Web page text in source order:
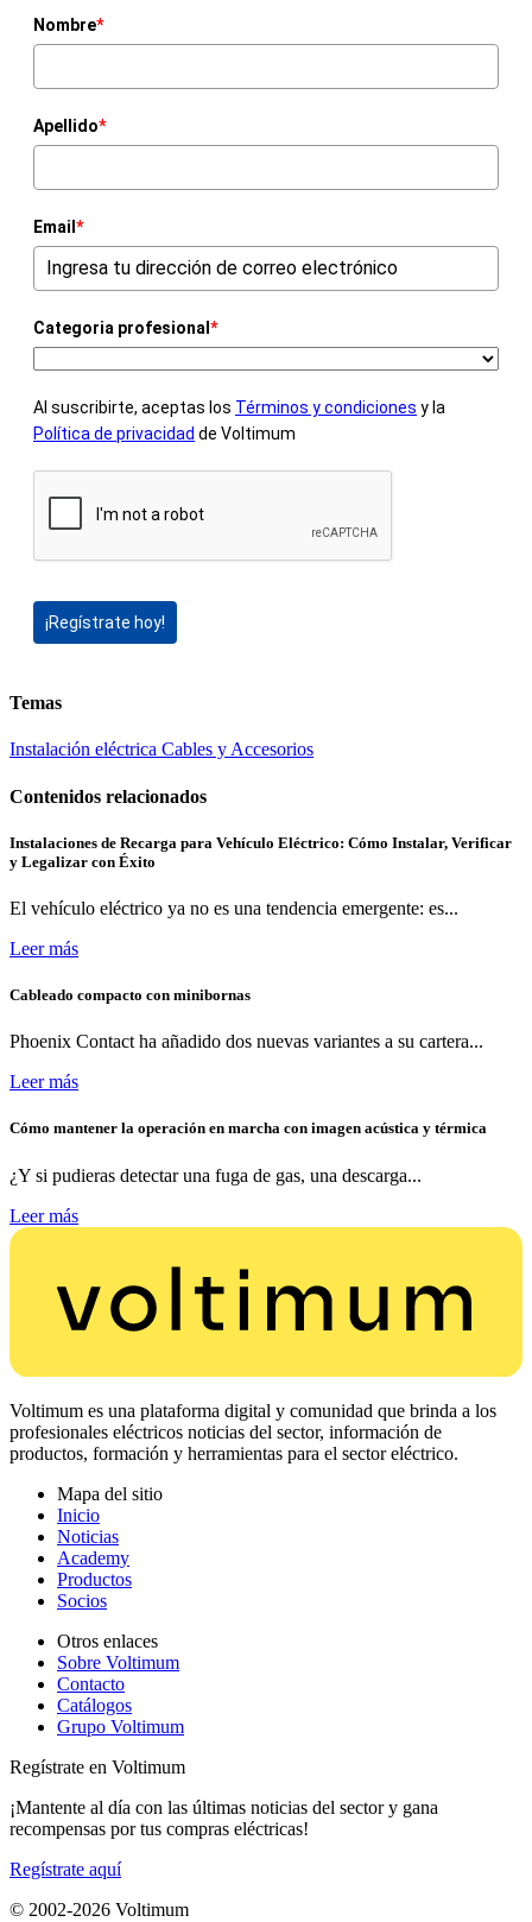
Nombre*
Apellido*
Email *
Categoria profesional *
Al suscribirte, aceptas los Términos y condiciones y la
Política de privacidad de Voltimum
¡Regístrate hoy!
Temas
Instalación eléctrica Cables y Accesorios
Contenidos relacionados
Instalaciones de Recarga para Vehículo Eléctrico: Cómo Instalar, Verificar
y Legalizar con Éxito
El vehículo eléctrico ya no es una tendencia emergente: es...
Leer más
Cableado compacto con minibornas
Phoenix Contact ha añadido dos nuevas variantes a su cartera...
Leer más
Cómo mantener la operación en marcha con imagen acústica y térmica
¿Y si pudieras detectar una fuga de gas, una descarga...
Leer más
Voltimum es una plataforma digital y comunidad que brinda a los
profesionales eléctricos noticias del sector, información de
productos, formación y herramientas para el sector eléctrico.
Mapa del sitio
Inicio
Noticias
Academy
Productos
Socios
Otros enlaces
Sobre Voltimum
Contacto
Catálogos
Grupo Voltimum
Regístrate en Voltimum
¡Mantente al día con las últimas noticias del sector y gana
recompensas por tus compras eléctricas!
Regístrate aquí
© 2002-2026 Voltimum